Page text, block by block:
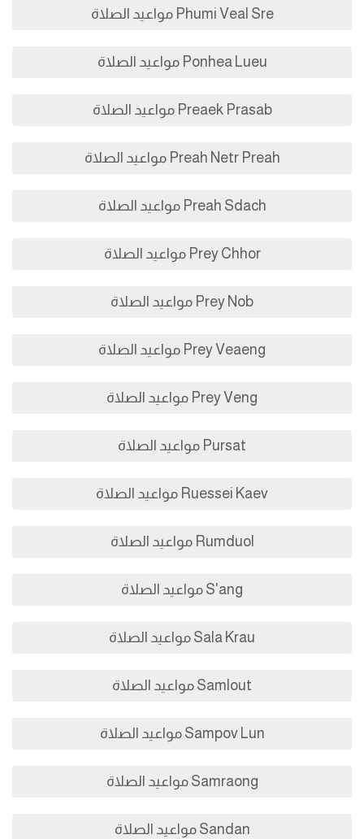
Phumi Veal Sre مواعيد الصلاة
Ponhea Lueu مواعيد الصلاة
Preaek Prasab مواعيد الصلاة
Preah Netr Preah مواعيد الصلاة
Preah Sdach مواعيد الصلاة
Prey Chhor مواعيد الصلاة
Prey Nob مواعيد الصلاة
Prey Veaeng مواعيد الصلاة
Prey Veng مواعيد الصلاة
Pursat مواعيد الصلاة
Ruessei Kaev مواعيد الصلاة
Rumduol مواعيد الصلاة
S'ang مواعيد الصلاة
Sala Krau مواعيد الصلاة
Samlout مواعيد الصلاة
Sampov Lun مواعيد الصلاة
Samraong مواعيد الصلاة
Sandan مواعيد الصلاة